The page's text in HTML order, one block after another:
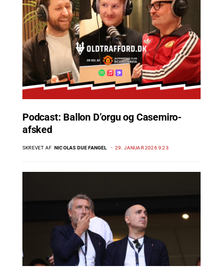
Podcast: Ballon D’orgu og Casemiro-
afsked
SKREVET AF NICOLAS DUE FANGEL 29. JANUAR 2026 9:23